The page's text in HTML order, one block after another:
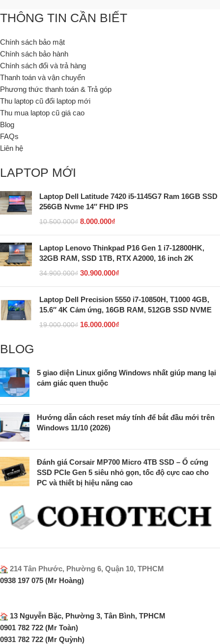
THÔNG TIN CẦN BIẾT
Chính sách bảo mật
Chính sách bảo hành
Chính sách đổi và trả hàng
Thanh toán và vận chuyển
Phương thức thanh toán & Trả góp
Thu laptop cũ đổi laptop mới
Thu mua laptop cũ giá cao
Blog
FAQs
Liên hệ
LAPTOP MỚI
Laptop Dell Latitude 7420 i5-1145G7 Ram 16GB SSD
256GB Nvme 14″ FHD IPS
10.500.000₫ 8.000.000₫
Laptop Lenovo Thinkpad P16 Gen 1 i7-12800HK,
32GB RAM, SSD 1TB, RTX A2000, 16 inch 2K
34.900.000₫ 30.900.000₫
Laptop Dell Precision 5550 i7-10850H, T1000 4GB,
15.6″ 4K Cảm ứng, 16GB RAM, 512GB SSD NVME
19.000.000₫ 16.000.000₫
BLOG
5 giao diện Linux giống Windows nhất giúp mang lại
cảm giác quen thuộc
Hướng dẫn cách reset máy tính để bắt đầu mới trên
Windows 11/10 (2026)
Đánh giá Corsair MP700 Micro 4TB SSD – Ổ cứng
SSD PCIe Gen 5 siêu nhỏ gọn, tốc độ cực cao cho
PC và thiết bị hiệu năng cao
214 Tân Phước, Phường 6, Quận 10, TPHCM
0938 197 075 (Mr Hoàng)
13 Nguyễn Bặc, Phường 3, Tân Bình, TPHCM
0901 782 722 (Mr Toàn)
0931 782 722 (Mr Quỳnh)